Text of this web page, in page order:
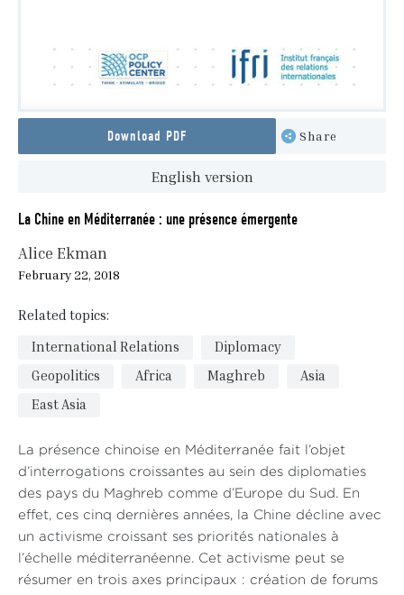
Download PDF Share
English version
La Chine en Méditerranée : une présence émergente
Alice Ekman
February 22, 2018
Related topics:
International Relations
Diplomacy
Geopolitics
Africa Maghreb
Asia
East Asia
La présence chinoise en Méditerranée fait l’objet
d’interrogations croissantes au sein des diplomaties
des pays du Maghreb comme d’Europe du Sud. En
effet, ces cinq dernières années, la Chine décline avec
un activisme croissant ses priorités nationales à
l’échelle méditerranéenne. Cet activisme peut se
résumer en trois axes principaux : création de forums